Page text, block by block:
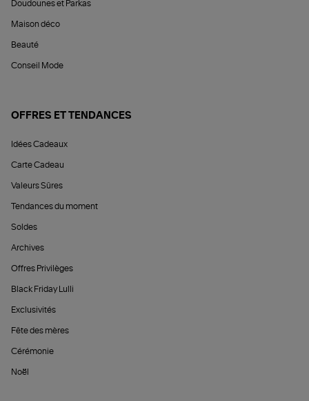
Doudounes et Parkas
Maison déco
Beauté
Conseil Mode
OFFRES ET TENDANCES
Idées Cadeaux
Carte Cadeau
Valeurs Sûres
Tendances du moment
Soldes
Archives
Offres Privilèges
Black Friday Lulli
Exclusivités
Fête des mères
Cérémonie
Noël